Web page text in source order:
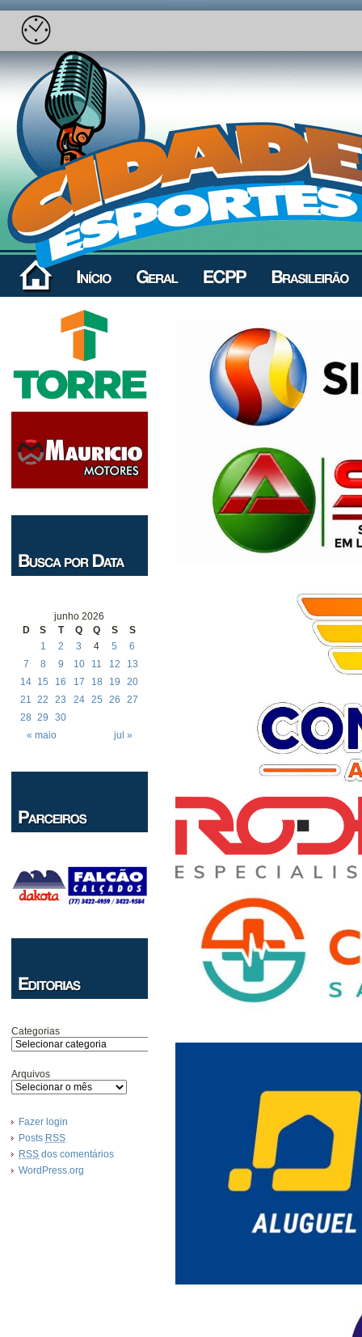
junho 2026
D
S T Q Q S S
« maio jul »
1 2 3 4 5
6
7
8 9 10 11 12
13
14 15 16 17 18 19
20
21
22 23 24 25 26
27
28
29 30
Categorias
Arquivos
Fazer login
Posts RSS
RSS dos comentários
WordPress.org